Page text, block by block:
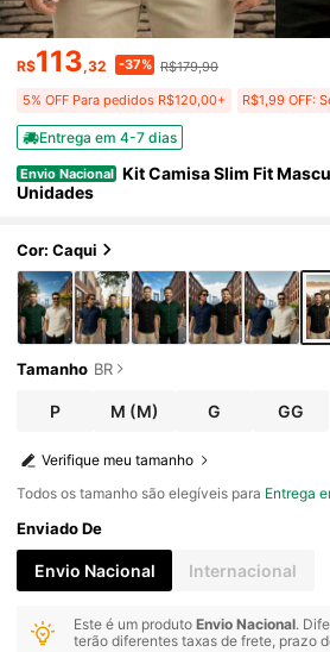
R$113,32 -37% R$179,90
5% OFF Para pedidos R$120,00+ R$1,99 OFF:
Entrega em 4-7 dias
Envio Nacional Kit Camisa Slim Fit
Unidades
Cor: Caqui
Tamanho BR
P M (M) G GG
Verifique meu tamanho
Todos os tamanho são elegíveis para Entrega
Enviado De
Envio Nacional Internacional
Este é um produtoEnvio Nacional.
terão diferentes taxas de frete, prazo